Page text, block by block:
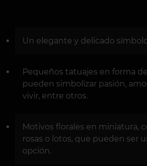
Un elegante y delicado
Pequeños tatuajes en forma
pueden simbolizar pasión,
vivir, entre otros.
Motivos florales en miniatura,
rosas o lotos, que pueden ser
opción.